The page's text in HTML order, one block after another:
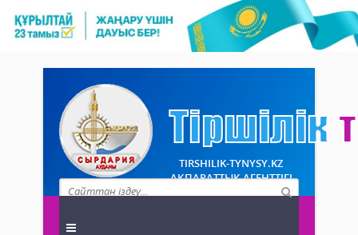
TIRSHILIK-TYNYSY.KZ
АҚПАРАТТЫҚ АГЕНТТІГІ